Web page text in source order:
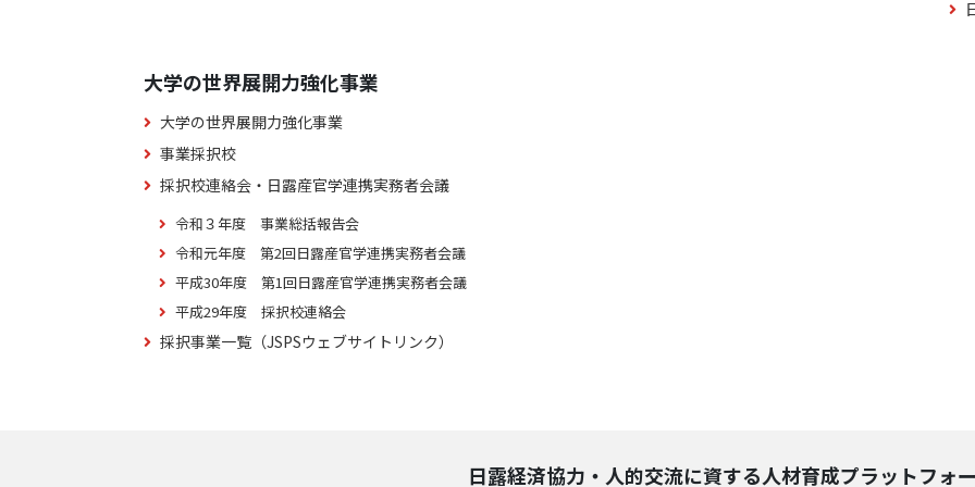
大学の世界展開力強化事業
大学の世界展開力強化事業
事業採択校
採択校連絡会・日露産官学連携実務者会議
令和３年度 事業総括報告会
令和元年度 第2回日露産官学連携実務者会議
平成30年度 第1回日露産官学連携実務者会議
平成29年度 採択校連絡会
採択事業一覧（JSPSウェブサイトリンク）
日露経済協力・人的交流に資する人材育成プラットフォ